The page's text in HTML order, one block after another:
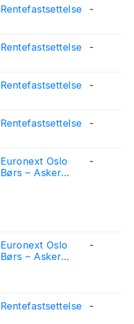
Rentefastsettelse -
Rentefastsettelse -
Rentefastsettelse -
Rentefastsettelse -
Euronext Oslo
Børs – Asker
-
Euronext Oslo
Børs – Asker
obligasjonslån
-
Rentefastsettelse -